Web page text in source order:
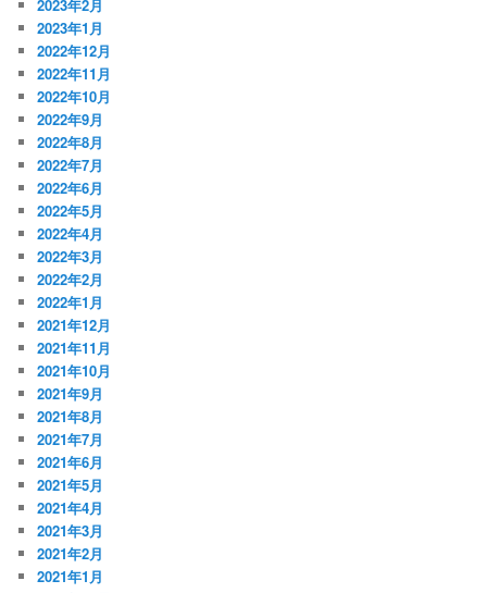
2023年2月
2023年1月
2022年12月
2022年11月
2022年10月
2022年9月
2022年8月
2022年7月
2022年6月
2022年5月
2022年4月
2022年3月
2022年2月
2022年1月
2021年12月
2021年11月
2021年10月
2021年9月
2021年8月
2021年7月
2021年6月
2021年5月
2021年4月
2021年3月
2021年2月
2021年1月